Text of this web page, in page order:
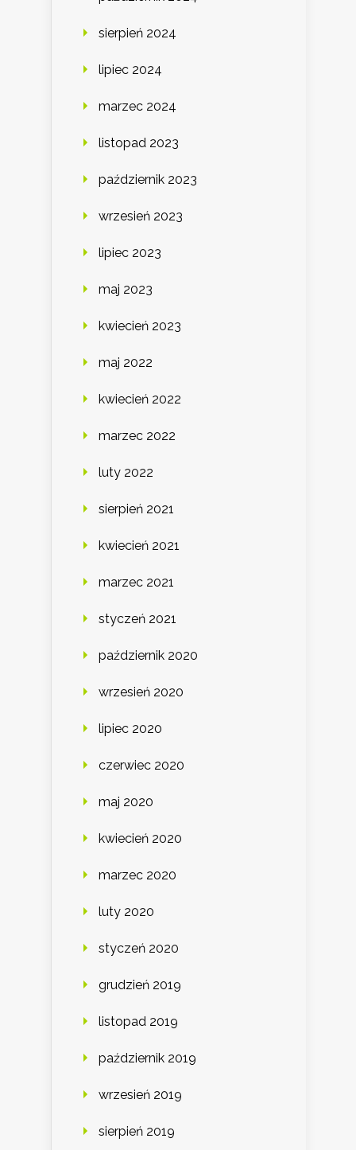
sierpień 2024
lipiec 2024
marzec 2024
listopad 2023
październik 2023
wrzesień 2023
lipiec 2023
maj 2023
kwiecień 2023
maj 2022
kwiecień 2022
marzec 2022
luty 2022
sierpień 2021
kwiecień 2021
marzec 2021
styczeń 2021
październik 2020
wrzesień 2020
lipiec 2020
czerwiec 2020
maj 2020
kwiecień 2020
marzec 2020
luty 2020
styczeń 2020
grudzień 2019
listopad 2019
październik 2019
wrzesień 2019
sierpień 2019